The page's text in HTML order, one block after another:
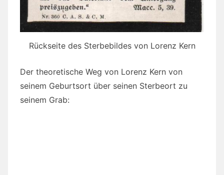
Rückseite des Sterbebildes von Lorenz Kern
Der theoretische Weg von Lorenz Kern von
seinem Geburtsort über seinen Sterbeort zu
seinem Grab: